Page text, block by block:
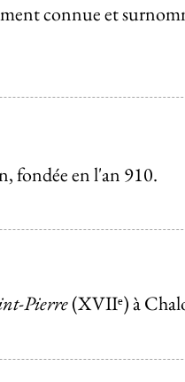
connue et
fondée en l'an 910.
Pierre(XVIIᵉ) à